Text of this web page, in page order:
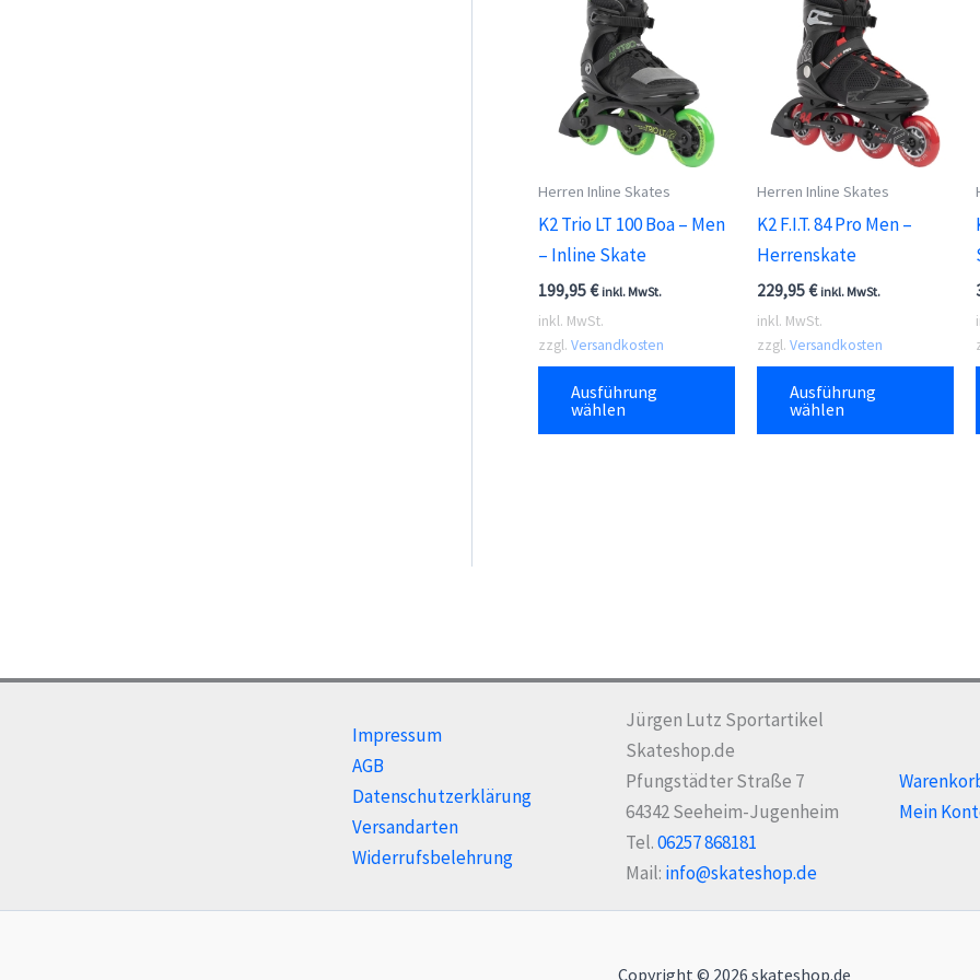
Herren Inline Skates
K2 Trio LT 100 Boa – Men
– Inline Skate
199,95€ inkl. MwSt.
inkl. MwSt.
zzgl. Versandkosten
Ausführung
wählen
Dieses
Produkt
weist
der
Produktseite
gewählt
werden
Herren Inline Skates
K2 F.I.T. 84 Pro Men –
Herrenskate
229,95€ inkl. MwSt.
inkl. MwSt.
zzgl. Versandkosten
Ausführung
wählen
der
Impressum
AGB
Datenschutzerklärung
Versandarten
Widerrufsbelehrung
Jürgen Lutz Sportartikel
Skateshop.de
Pfungstädter Straße 7
64342 Seeheim-Jugenheim
Tel.06257 868181
Mail: info@skateshop.de
Mein
Copyright © 2026 skateshop.de